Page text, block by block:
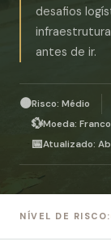
desafios
antes de ir.
🟠Risco: Médio
💱Moeda: Franco
📅Atualizado:
NÍVEL DE RISCO: